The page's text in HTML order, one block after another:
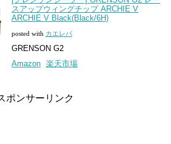
スアップウィングチップ ARCHIE V
ARCHIE V Black(Black/6H)
posted with カエレバ
GRENSON G2
Amazon 楽天市場
ポンサーリンク